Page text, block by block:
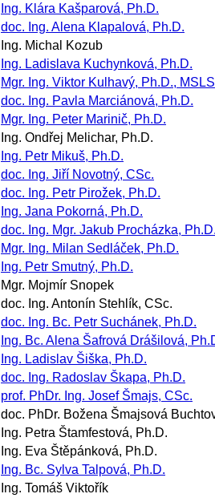
Ing. Klára Kašparová, Ph.D.
doc. Ing. Alena Klapalová, Ph.D.
Ing. Michal Kozub
Ing. Ladislava Kuchynková, Ph.D.
Mgr. Ing. Viktor Kulhavý, Ph.D., MSLS
doc. Ing. Pavla Marciánová, Ph.D.
Mgr. Ing. Peter Marinič, Ph.D.
Ing. Ondřej Melichar, Ph.D.
Ing. Petr Mikuš, Ph.D.
doc. Ing. Jiří Novotný, CSc.
doc. Ing. Petr Pirožek, Ph.D.
Ing. Jana Pokorná, Ph.D.
doc. Ing. Mgr. Jakub Procházka, Ph.D.
Mgr. Ing. Milan Sedláček, Ph.D.
Ing. Petr Smutný, Ph.D.
Mgr. Mojmír Snopek
doc. Ing. Antonín Stehlík, CSc.
doc. Ing. Bc. Petr Suchánek, Ph.D.
Ing. Bc. Alena Šafrová Drášilová,
Ing. Ladislav Šiška, Ph.D.
doc. Ing. Radoslav Škapa, Ph.D.
prof. PhDr. Ing. Josef Šmajs, CSc.
doc. PhDr. Božena Šmajsová
Ing. Petra Štamfestová, Ph.D.
Ing. Eva Štěpánková, Ph.D.
Ing. Bc. Sylva Talpová, Ph.D.
Ing. Tomáš Viktořík